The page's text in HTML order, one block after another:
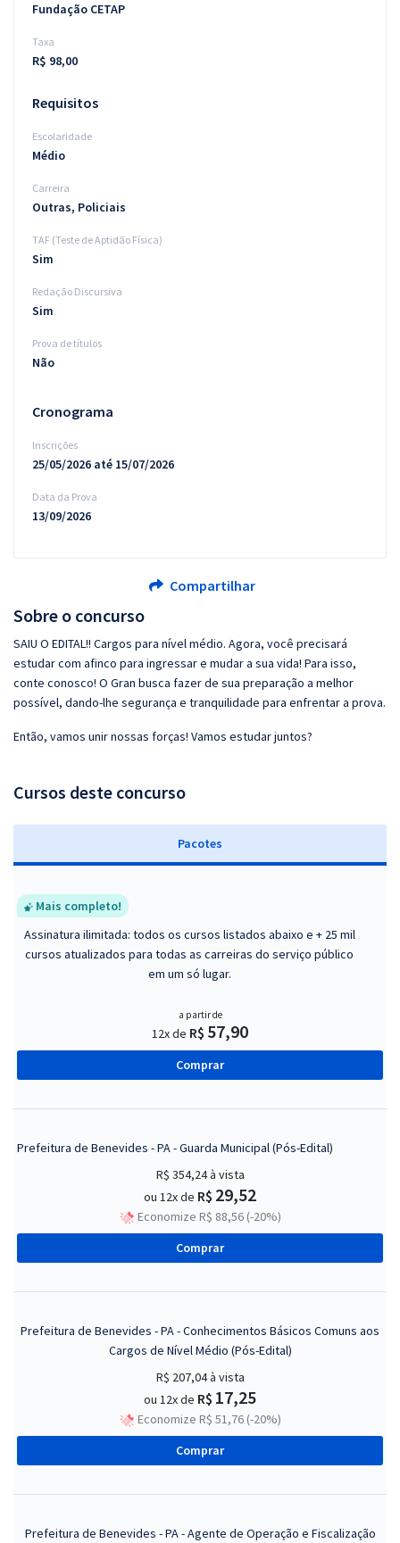
Sobre o concurso
SAIU O EDITAL!! Cargos para nível médio. Agora, você precisará
estudar com afinco para ingressar e mudar a sua vida! Para isso,
conte conosco! O Gran busca fazer de sua preparação a melhor
possível, dando-lhe segurança e tranquilidade para enfrentar a prova.
Então, vamos unir nossas forças! Vamos estudar juntos?
Cursos deste concurso
Pacotes
Mais completo!
Assinatura ilimitada: todos os cursos listados abaixo e + 25 mil
cursos atualizados para todas as carreiras do serviço público
em um só lugar.
a partir de
12x de R$ 57,90
Comprar
Prefeitura de Benevides - PA - Guarda Municipal (Pós-Edital)
R$ 354,24à vista
ou 12x de R$ 29,52
Economize R$ 88,56 (-20%)
Comprar
Prefeitura de Benevides - PA - Conhecimentos Básicos Comuns aos
Cargos de Nível Médio (Pós-Edital)
R$ 207,04à vista
ou 12x de R$ 17,25
Economize R$ 51,76 (-20%)
Comprar
Prefeitura de Benevides - PA - Agente de Operação e Fiscalização
Fundação CETAP
Taxa
R$ 98,00
Requisitos
Escolaridade
Médio
Carreira
Outras, Policiais
TAF (Teste de Aptidão Física)
Sim
Redação Discursiva
Sim
Prova de títulos
Não
Cronograma
Inscrições
25/05/2026 até 15/07/2026
Data da Prova
13/09/2026
Compartilhar